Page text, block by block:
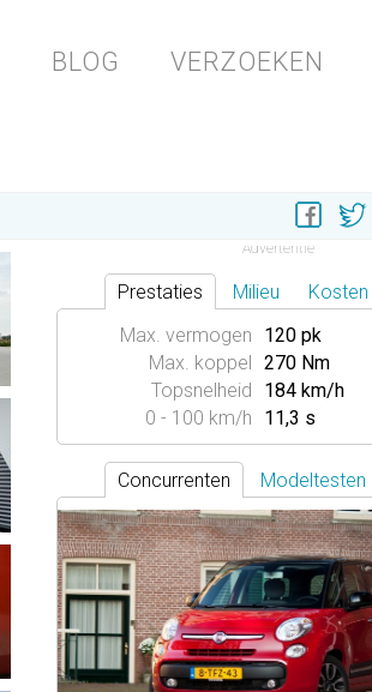
BLOG VERZOEKEN
Prestaties Milieu Kosten
Max. vermogen
120 pk
Max. koppel 270 Nm
Topsnelheid
184 km/h
0 - 100 km/h
11,3 s
Concurrenten Modeltesten